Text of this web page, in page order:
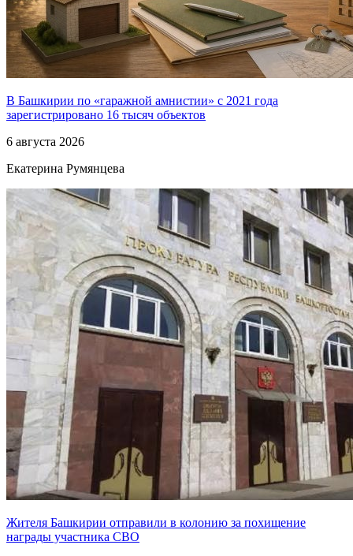
В Башкирии по «гаражной амнистии» с 2021 года
зарегистрировано 16 тысяч объектов
6 августа 2026
Екатерина Румянцева
Жителя Башкирии отправили в колонию за похищение
награды участника СВО